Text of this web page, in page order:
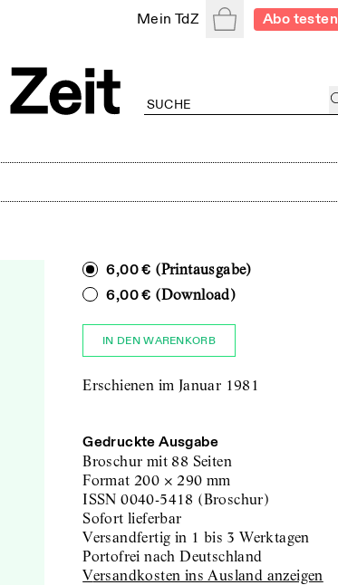
Mein TdZ WarenkorbAbo testen
6,00 € (Printausgabe)
6,00 € (Download)
IN DEN WARENKORB
Erschienen im Januar 1981
Gedruckte Ausgabe
Broschur mit 88 Seiten
Format 200 ×290 mm
ISSN 0040-5418 (Broschur)
sofort lieferbar
versandfertig in 1 bis 3 Werktagen
portofrei nach Deutschland
Versandkosten ins Ausland anzeigen